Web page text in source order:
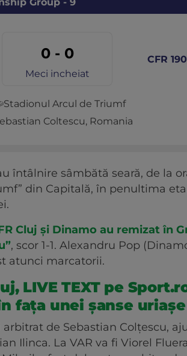
întâlnire sâmbătă seară, de la
din Capitală, în penultima
Cluj și Dinamo au remizat în
, scor 1-1. Alexandru Pop
atunci marcatorii.
LIVE TEXT pe
fața unei șanse uriașe
arbitrat de Sebastian Colțescu,
Ilinca. La VAR va fi Viorel